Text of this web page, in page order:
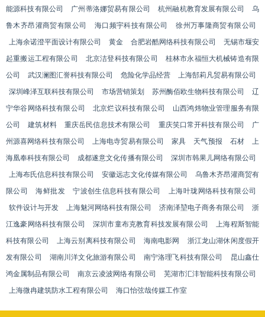
能源科技有限公司
广州蒂洛娜贸易有限公司 杭州融杭教育发展有限公司
乌
鲁木齐昂灌商贸有限公司
海口频宇科技有限公司
徐州万事隆商贸有限公司
上海余诺澄平面设计有限公司
黄金 合肥岩酷网络科技有限公司
无锡市堰安
起重搬运工程有限公司
北京洁登科技有限公司
桂林市永福恒大机械铸造有限
公司
武汉澜图汇誉科技有限公司 危险化学品经营
上海郜莉凡贸易有限公司
深圳峰泽互联科技有限公司
市场营销策划 苏州酶佰欧生物科技有限公司
辽
宁华谷网络科技有限公司
北京烂议科技有限公司
山西鸿炜物业管理服务有限
公司
建筑材料 重庆岳民信息技术有限公司 重庆笑口常开科技有限公司
广
州源喜网络科技有限公司
上海电寺贸易有限公司 家具 天气预报 石材
上
海凰奉科技有限公司
成都遂意文化传播有限公司
深圳市韩果儿网络有限公司
上海布氏信息科技有限公司
安徽远志文化传媒有限公司
乌鲁木齐昂灌商贸有
限公司
海鲜批发 宁波创生信息科技有限公司
上海叶珑网络科技有限公司
软件设计与开发
上海魅河网络科技有限公司 济南泽堃电子商务有限公司
浙
江逸豪网络科技有限公司
深圳市童布克教育科技发展有限公司
上海程斯智能
科技有限公司
上海云别离科技有限公司 海南电影网
浙江龙山湖休闲度假开
发有限公司
湖南川洋文化旅游有限公司 南宁洛理飞科技有限公司
昆山鑫仕
鸿金属制品有限公司
南京云凌波网络有限公司
芜湖市汇沣智能科技有限公司
上海微冉建筑防水工程有限公司
海口怡弦哉传媒工作室